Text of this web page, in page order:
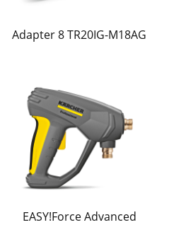
Adapter 8 TR20IG-M18AG
EASY!Force Advanced